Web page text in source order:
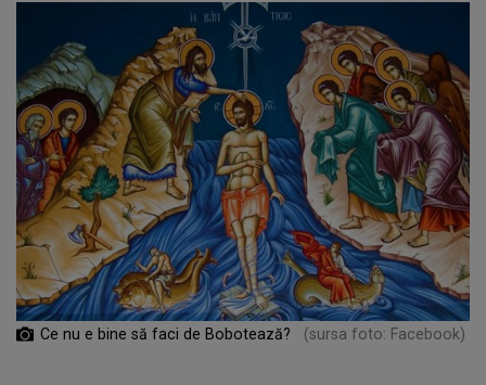
Ce nu e bine să faci de Bobotează? (sursa foto: Facebook)